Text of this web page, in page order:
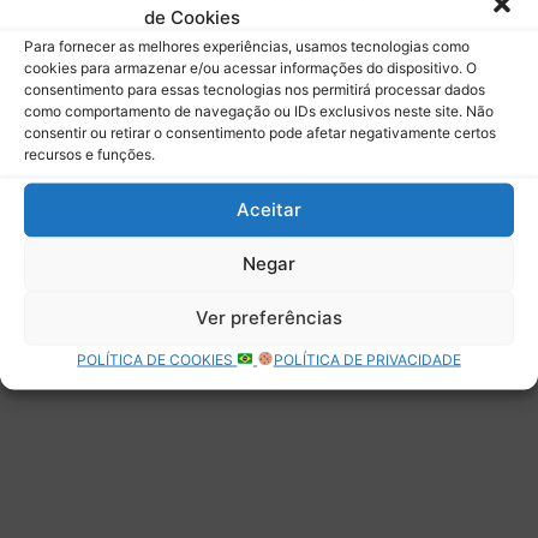
de Cookies
Para fornecer as melhores experiências, usamos tecnologias como
cookies para armazenar e/ou acessar informações do dispositivo. O
consentimento para essas tecnologias nos permitirá processar dados
como comportamento de navegação ou IDs exclusivos neste site. Não
consentir ou retirar o consentimento pode afetar negativamente certos
recursos e funções.
Aceitar
Negar
Ver preferências
POLÍTICA DE COOKIES POLÍTICA DE PRIVACIDADE
Deixe uma resposta